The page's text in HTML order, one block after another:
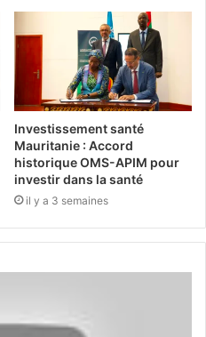
Investissement santé
Mauritanie : Accord
historique OMS-APIM pour
investir dans la santé
il y a 3 semaines